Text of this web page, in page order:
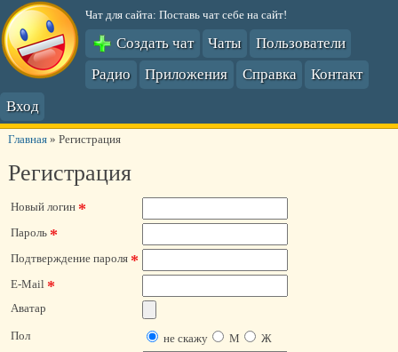
Чат для сайта: Поставь чат себе на сайт!
Создать чат Чаты
Пользователи
Радио
Приложения Справка
Контакт
Вход
Главная» Регистрация
Регистрация
Новый логин *
Пароль *
Подтверждение пароля *
E-Mail *
Аватар
Пол не скажу М
Ж